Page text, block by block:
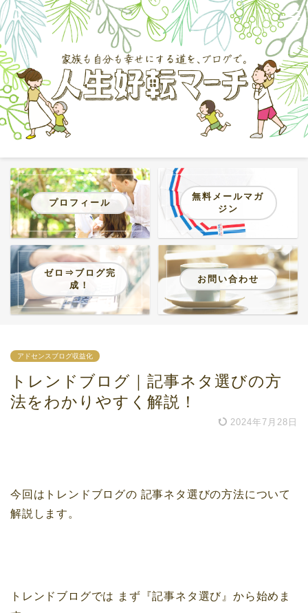
プロフィール
無料メールマガ
ジン
ゼロ⇒ブログ完
成！
お問い合わせ
アドセンスブログ収益化
トレンドブログ｜記事ネタ選びの方
法をわかりやすく解説！
2024年7月28日
今回はトレンドブログの 記事ネタ選びの方法について
解説します。
トレンドブログでは まず『記事ネタ選び』から始めま